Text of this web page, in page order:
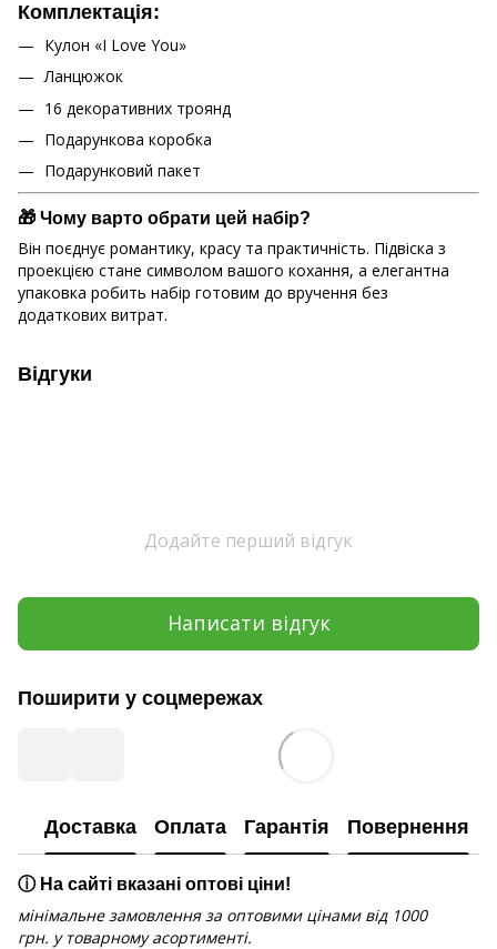
Комплектація:
Кулон «I Love You»
Ланцюжок
16 декоративних троянд
Подарункова коробка
Подарунковий пакет
🎁 Чому варто обрати цей набір?
Він поєднує романтику, красу та практичність. Підвіска з
проекцією стане символом вашого кохання, а елегантна
упаковка робить набір готовим до вручення без
додаткових витрат.
Відгуки
Додайте перший відгук
Написати відгук
Поширити у соцмережах
Доставка Оплата Гарантія Повернення
ⓘ На сайті вказані оптові ціни!
мінімальне замовлення за оптовими цінами від 1000
грн. у товарному асортименті.